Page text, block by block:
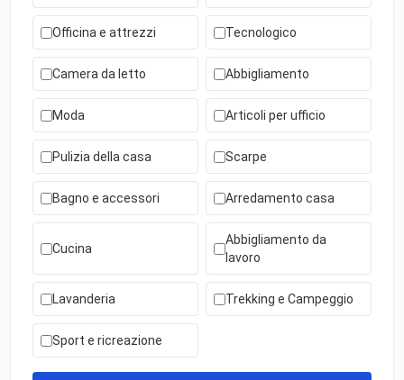
Officina e attrezzi Tecnologico
Camera da letto Abbigliamento
Moda Articoli per ufficio
Pulizia della casa Scarpe
Bagno e accessori Arredamento casa
Cucina
Abbigliamento da
lavoro
Lavanderia Trekking e Campeggio
Sport e ricreazione